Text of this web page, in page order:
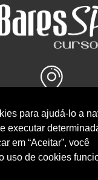
para ajudá-lo a
executar
em “Aceitar”, você
uso de cookies
1468 -
no Google maps]